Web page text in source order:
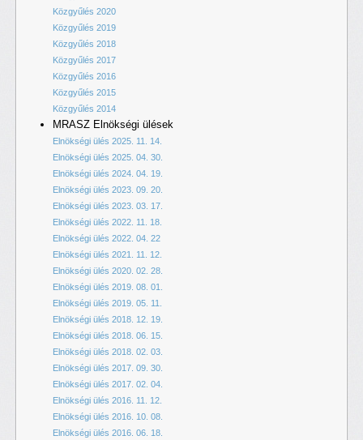
Közgyűlés 2020
Közgyűlés 2019
Közgyűlés 2018
Közgyűlés 2017
Közgyűlés 2016
Közgyűlés 2015
Közgyűlés 2014
MRASZ Elnökségi ülések
Elnökségi ülés 2025. 11. 14.
Elnökségi ülés 2025. 04. 30.
Elnökségi ülés 2024. 04. 19.
Elnökségi ülés 2023. 09. 20.
Elnökségi ülés 2023. 03. 17.
Elnökségi ülés 2022. 11. 18.
Elnökségi ülés 2022. 04. 22
Elnökségi ülés 2021. 11. 12.
Elnökségi ülés 2020. 02. 28.
Elnökségi ülés 2019. 08. 01.
Elnökségi ülés 2019. 05. 11.
Elnökségi ülés 2018. 12. 19.
Elnökségi ülés 2018. 06. 15.
Elnökségi ülés 2018. 02. 03.
Elnökségi ülés 2017. 09. 30.
Elnökségi ülés 2017. 02. 04.
Elnökségi ülés 2016. 11. 12.
Elnökségi ülés 2016. 10. 08.
Elnökségi ülés 2016. 06. 18.